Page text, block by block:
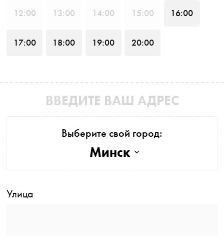
12:00 13:00 14:00 15:00 16:00
17:00 18:00 19:00 20:00
ВВЕДИТЕ ВАШ АДРЕС
Выберите свой город:
Минск
Улица